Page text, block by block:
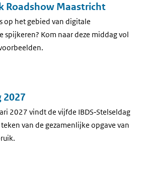
Roadshow Maastricht
op het gebied van digitale
Kom naar deze middag vol
2027
2027 vindt de vijfde IBDS‑Stelseldag
van de gezamenlijke opgave van